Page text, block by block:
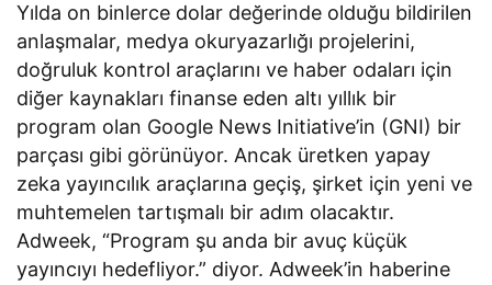
Yılda on binlerce dolar değerinde olduğu bildirilen
anlaşmalar, medya okuryazarlığı projelerini,
doğruluk kontrol araçlarını ve haber odaları için
diğer kaynakları finanse eden altı yıllık bir
program olan Google News Initiative’in (GNI) bir
parçası gibi görünüyor. Ancak üretken yapay
zeka yayıncılık araçlarına geçiş, şirket için yeni ve
muhtemelen tartışmalı bir adım olacaktır.
Adweek, “Program şu anda bir avuç küçük
yayıncıyı hedefliyor.” diyor. Adweek’in haberine